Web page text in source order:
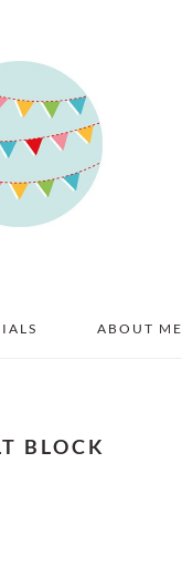
ABOUT ME
BLOCK